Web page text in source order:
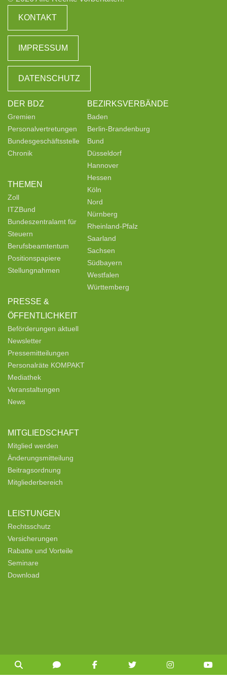
KONTAKT
IMPRESSUM
DATENSCHUTZ
DER BDZ
Gremien
Personalvertretungen
Bundesgeschäftsstelle
Chronik
THEMEN
Zoll
ITZBund
Bundeszentralamt für
Steuern
Berufsbeamtentum
Positionspapiere
Stellungnahmen
PRESSE &
ÖFFENTLICHKEIT
Beförderungen aktuell
Newsletter
Pressemitteilungen
Personalräte KOMPAKT
Mediathek
Veranstaltungen
News
MITGLIEDSCHAFT
Mitglied werden
Änderungsmitteilung
Beitragsordnung
Mitgliederbereich
LEISTUNGEN
Rechtsschutz
Versicherungen
Rabatte und Vorteile
Seminare
Download
BEZIRKSVERBÄNDE
Baden
Berlin-Brandenburg
Bund
Düsseldorf
Hannover
Hessen
Köln
Nord
Nürnberg
Rheinland-Pfalz
Saarland
Sachsen
Südbayern
Westfalen
Württemberg